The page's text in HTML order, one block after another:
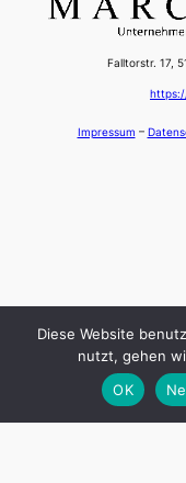
Falltorstr. 17,
Impressum –
Diese Website
nutzt, gehen
OK